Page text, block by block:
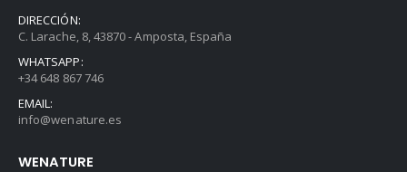
DIRECCIÓN:
C. Larache, 8, 43870 - Amposta, España
WHATSAPP:
+34 648 867 746
EMAIL:
info@wenature.es
WENATURE